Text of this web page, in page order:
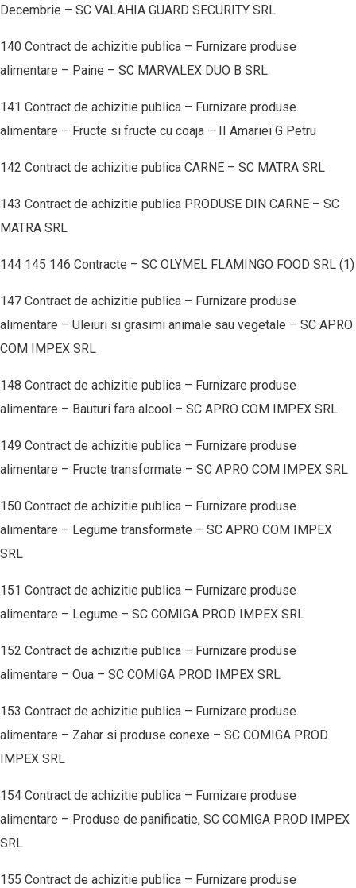
Decembrie – SC VALAHIA GUARD SECURITY SRL
140 Contract de achizitie publica – Furnizare produse
alimentare – Paine – SC MARVALEX DUO B SRL
141 Contract de achizitie publica – Furnizare produse
alimentare – Fructe si fructe cu coaja – II Amariei G Petru
142 Contract de achizitie publica CARNE – SC MATRA SRL
143 Contract de achizitie publica PRODUSE DIN CARNE – SC
MATRA SRL
144 145 146 Contracte – SC OLYMEL FLAMINGO FOOD SRL (1)
147 Contract de achizitie publica – Furnizare produse
alimentare – Uleiuri si grasimi animale sau vegetale – SC APRO
COM IMPEX SRL
148 Contract de achizitie publica – Furnizare produse
alimentare – Bauturi fara alcool – SC APRO COM IMPEX SRL
149 Contract de achizitie publica – Furnizare produse
alimentare – Fructe transformate – SC APRO COM IMPEX SRL
150 Contract de achizitie publica – Furnizare produse
alimentare – Legume transformate – SC APRO COM IMPEX
SRL
151 Contract de achizitie publica – Furnizare produse
alimentare – Legume – SC COMIGA PROD IMPEX SRL
152 Contract de achizitie publica – Furnizare produse
alimentare – Oua – SC COMIGA PROD IMPEX SRL
153 Contract de achizitie publica – Furnizare produse
alimentare – Zahar si produse conexe – SC COMIGA PROD
IMPEX SRL
154 Contract de achizitie publica – Furnizare produse
alimentare – Produse de panificatie, SC COMIGA PROD IMPEX
SRL
155 Contract de achizitie publica – Furnizare produse